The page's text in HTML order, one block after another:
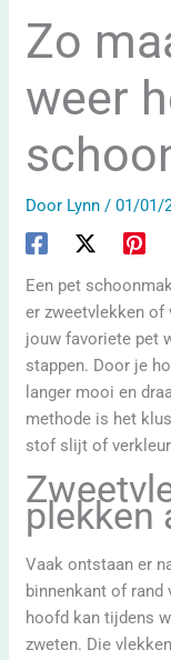
Zo
weer
Door Lynn/01/01/
Een pet
er zweetvlekken of
jouw favoriete pet
stappen. Door je
langer mooi en
methode is het
stof slijt of
plekken
Vaak ontstaan er
binnenkant of rand
hoofd kan tijdens
zweten. Die